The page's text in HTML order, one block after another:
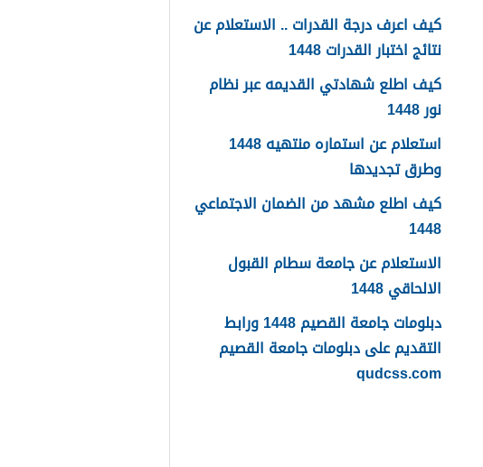
كيف اعرف درجة القدرات .. الاستعلام عن
نتائج اختبار القدرات 1448
كيف اطلع شهادتي القديمه عبر نظام
نور 1448
استعلام عن استماره منتهيه 1448
وطرق تجديدها
كيف اطلع مشهد من الضمان الاجتماعي
1448
الاستعلام عن جامعة سطام القبول
الالحاقي 1448
دبلومات جامعة القصيم 1448 ورابط
التقديم على دبلومات جامعة القصيم
qudcss.com